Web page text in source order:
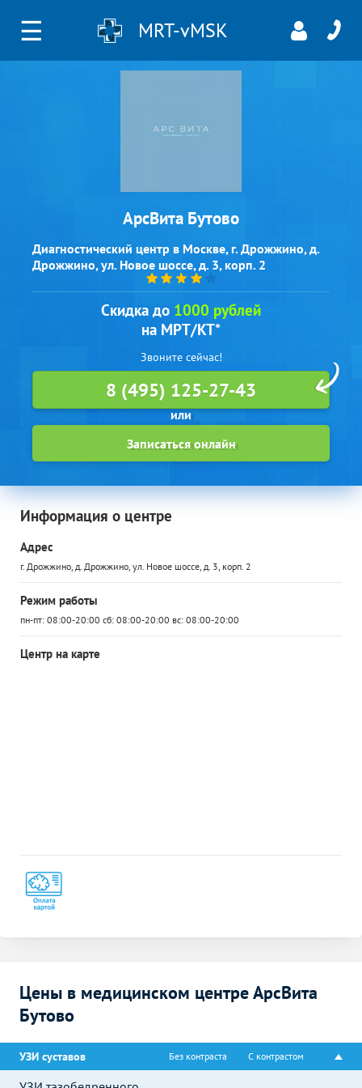
☰ MRT-vMSK
АрсВита Бутово
Диагностический центр в Москве, г. Дрожжино, д.
Дрожжино, ул. Новое шоссе, д. 3, корп. 2
Скидка до 1000 рублей
на МРТ/КТ*
Звоните сейчас!
8 (495) 125-27-43
Записаться онлайн
Информация о центре
Адрес
г. Дрожжино, д. Дрожжино, ул. Новое шоссе, д. 3, корп. 2
Режим работы
пн-пт: 08:00-20:00 сб: 08:00-20:00 вс: 08:00-20:00
Центр на карте
Цены в медицинском центре АрсВита
Бутово
УЗИ суставов Без контраста С контрастом